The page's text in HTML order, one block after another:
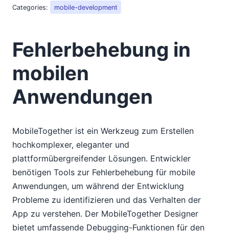
Categories: mobile-development
Fehlerbehebung in
mobilen
Anwendungen
MobileTogether ist ein Werkzeug zum Erstellen
hochkomplexer, eleganter und
plattformübergreifender Lösungen. Entwickler
benötigen Tools zur Fehlerbehebung für mobile
Anwendungen, um während der Entwicklung
Probleme zu identifizieren und das Verhalten der
App zu verstehen. Der MobileTogether Designer
bietet umfassende Debugging-Funktionen für den